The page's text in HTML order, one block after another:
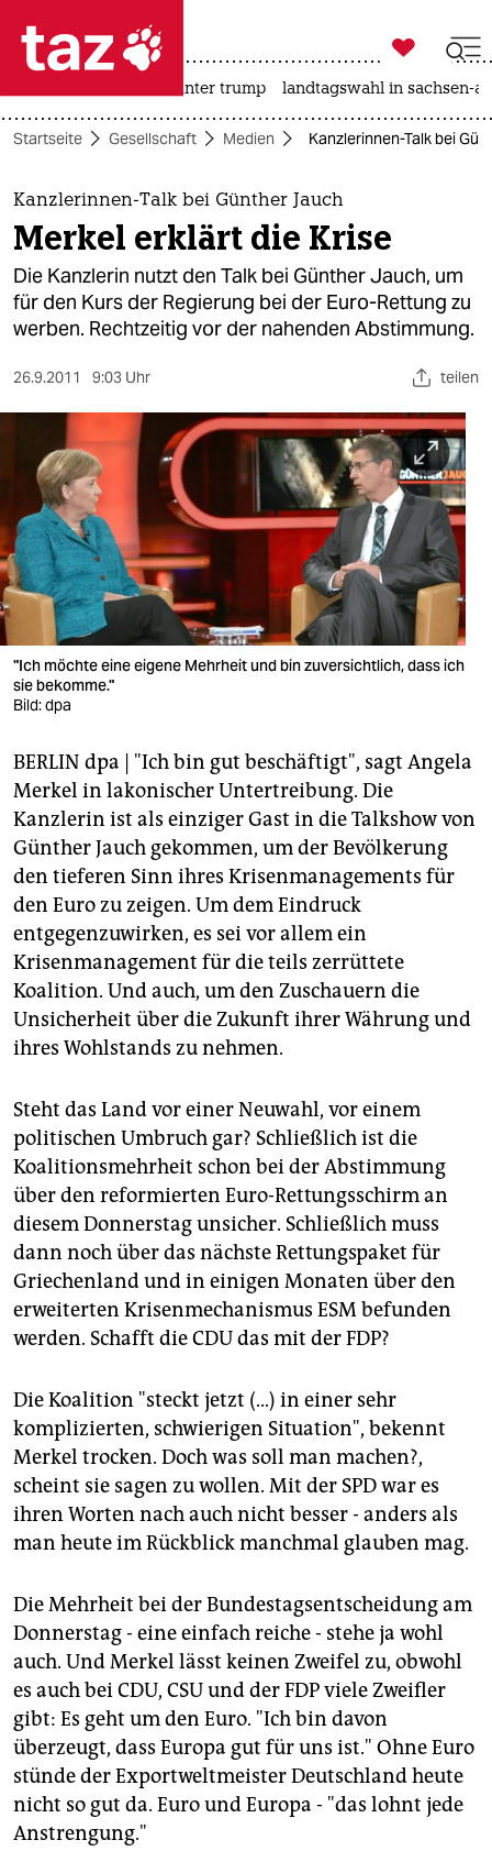
 taz zahl ich
taz zahl ich
themen
politik
öko
sport
berlin
nord
wahrheit
verlag
verlag
shop
fragen & hilfe
unterstützen
abo
genossenschaft
epaper login

taz zahl ich
usa unter trump landtagswahl in sachsen-
Startseite Gesellschaft Medien Kanzlerinnen-Talk bei
Kanzlerinnen-Talk bei Günther Jauch
Merkel erklärt die Krise
Die Kanzlerin nutzt den Talk bei Günther Jauch, um
für den Kurs der Regierung bei der Euro-Rettung zu
werben. Rechtzeitig vor der nahenden Abstimmung.
26.9.2011 9:03 Uhr teilen
"Ich möchte eine eigene Mehrheit und bin zuversichtlich, dass ich
sie bekomme."
Bild: dpa
BERLIN dpa | "Ich bin gut beschäftigt", sagt Angela
Merkel in lakonischer Untertreibung. Die
Kanzlerin ist als einziger Gast in die Talkshow von
Günther Jauch gekommen, um der Bevölkerung
den tieferen Sinn ihres Krisenmanagements für
den Euro zu zeigen. Um dem Eindruck
entgegenzuwirken, es sei vor allem ein
Krisenmanagement für die teils zerrüttete
Koalition. Und auch, um den Zuschauern die
Unsicherheit über die Zukunft ihrer Währung und
ihres Wohlstands zu nehmen.
Steht das Land vor einer Neuwahl, vor einem
politischen Umbruch gar? Schließlich ist die
Koalitionsmehrheit schon bei der Abstimmung
über den reformierten Euro-Rettungsschirm an
diesem Donnerstag unsicher. Schließlich muss
dann noch über das nächste Rettungspaket für
Griechenland und in einigen Monaten über den
erweiterten Krisenmechanismus ESM befunden
werden. Schafft die CDU das mit der FDP?
Die Koalition "steckt jetzt (...) in einer sehr
komplizierten, schwierigen Situation", bekennt
Merkel trocken. Doch was soll man machen?,
scheint sie sagen zu wollen. Mit der SPD war es
ihren Worten nach auch nicht besser - anders als
man heute im Rückblick manchmal glauben mag.
Die Mehrheit bei der Bundestagsentscheidung am
Donnerstag - eine einfach reiche - stehe ja wohl
auch. Und Merkel lässt keinen Zweifel zu, obwohl
es auch bei CDU, CSU und der FDP viele Zweifler
gibt: Es geht um den Euro. "Ich bin davon
überzeugt, dass Europa gut für uns ist." Ohne Euro
stünde der Exportweltmeister Deutschland heute
nicht so gut da. Euro und Europa - "das lohnt jede
Anstrengung."